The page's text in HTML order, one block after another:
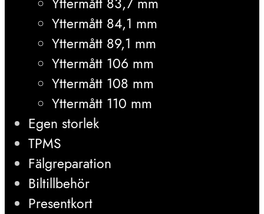
Yttermått 84,1 mm
Yttermått 89,1 mm
Yttermått 106 mm
Yttermått 108 mm
Yttermått 110 mm
Egen storlek
TPMS
Fälgreparation
Biltillbehör
Presentkort